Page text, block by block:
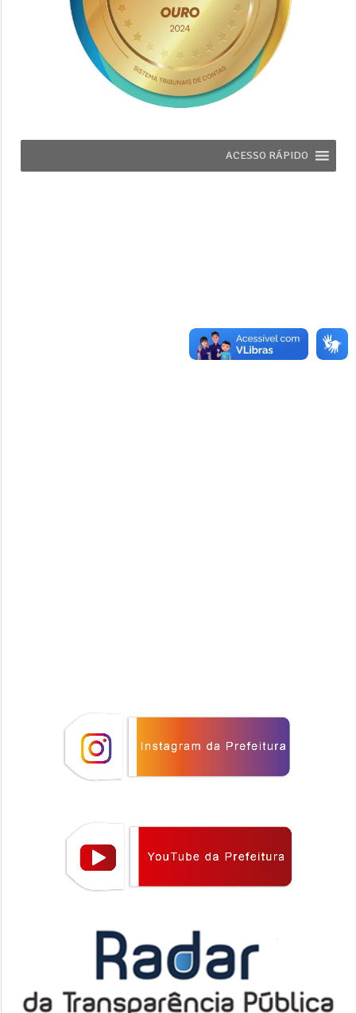
ACESSO RÁPIDO